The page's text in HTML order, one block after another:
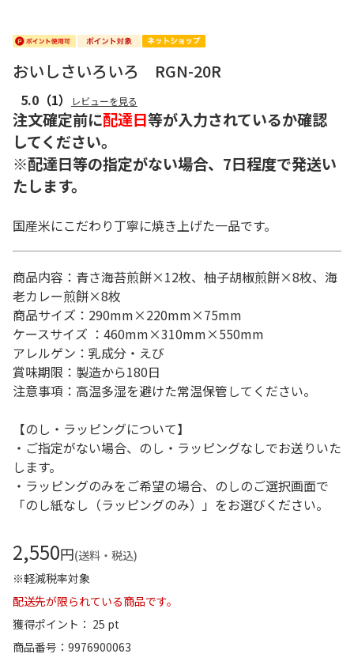
おいしさいろいろ RGN-20R
5.0 （1） レビューを見る
注文確定前に配達日等が入力されているか確認
してください。
※配達日等の指定がない場合、7日程度で発送い
たします。
国産米にこだわり丁寧に焼き上げた一品です。
商品内容：青さ海苔煎餅×12枚、柚子胡椒煎餅×8枚、海
老カレー煎餅×8枚
商品サイズ：290mm×220mm×75mm
ケースサイズ ：460mm×310mm×550mm
アレルゲン：乳成分・えび
賞味期限：製造から180日
注意事項：高温多湿を避けた常温保管してください。
【のし・ラッピングについて】
・ご指定がない場合、のし・ラッピングなしでお送りいた
します。
・ラッピングのみをご希望の場合、のしのご選択画面で
「のし紙なし（ラッピングのみ）」をお選びください。
2,550円(送料・税込)
※軽減税率対象
配送先が限られている商品です。
獲得ポイント： 25 pt
商品番号
9976900063